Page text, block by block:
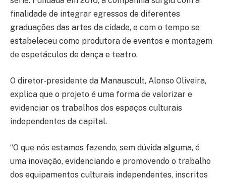
finalidade de integrar egressos de diferentes
graduações das artes da cidade, e com o tempo se
estabeleceu como produtora de eventos e montagem
de espetáculos de dança e teatro.
O diretor-presidente da Manauscult, Alonso Oliveira,
explica que o projeto é uma forma de valorizar e
evidenciar os trabalhos dos espaços culturais
independentes da capital.
“O que nós estamos fazendo, sem dúvida alguma, é
uma inovação, evidenciando e promovendo o trabalho
dos equipamentos culturais independentes, inscritos